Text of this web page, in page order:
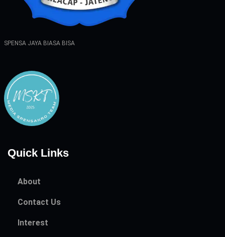
SPENSA JAYA BIASA BISA
Quick Links
About
Contact Us
Interest